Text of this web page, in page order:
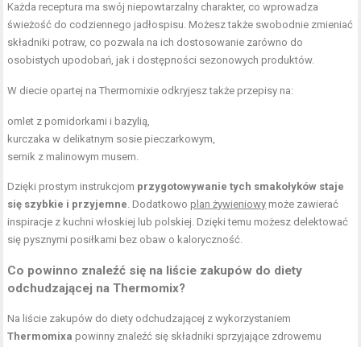
Każda receptura ma swój niepowtarzalny charakter, co wprowadza
świeżość do codziennego jadłospisu. Możesz także swobodnie zmieniać
składniki potraw, co pozwala na ich dostosowanie zarówno do
osobistych upodobań, jak i dostępności sezonowych produktów.
W diecie opartej na Thermomixie odkryjesz także przepisy na:
omlet z pomidorkami i bazylią,
kurczaka w delikatnym sosie pieczarkowym,
sernik z malinowym musem.
Dzięki prostym instrukcjom przygotowywanie tych smakołyków staje
się szybkie i przyjemne. Dodatkowo plan żywieniowy może zawierać
inspiracje z kuchni włoskiej lub polskiej. Dzięki temu możesz delektować
się pysznymi posiłkami bez obaw o kaloryczność.
Co powinno znaleźć się na liście zakupów do diety
odchudzającej na Thermomix?
Na liście zakupów do diety odchudzającej z wykorzystaniem
Thermomixa powinny znaleźć się składniki sprzyjające zdrowemu